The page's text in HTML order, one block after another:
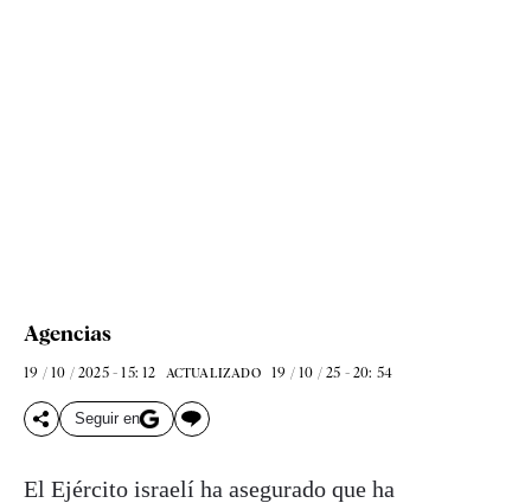
Agencias
19 / 10 / 2025 - 15: 12 ACTUALIZADO 19 / 10 / 25 - 20: 54
Seguir en
El Ejército israelí ha asegurado que ha